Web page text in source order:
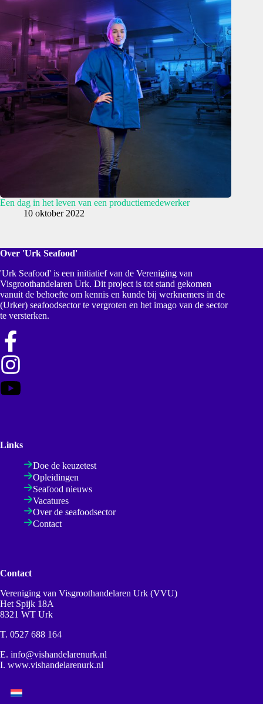
Een dag in het leven van een productiemedewerker
10 oktober 2022
Over 'Urk Seafood'
'Urk Seafood' is een initiatief van de Vereniging van
Visgroothandelaren Urk. Dit project is tot stand gekomen
vanuit de behoefte om kennis en kunde bij werknemers in de
(Urker) seafoodsector te vergroten en het imago van de sector
te versterken.
Links
Doe de keuzetest
Opleidingen
Seafood nieuws
Vacatures
Over de seafoodsector
Contact
Contact
Vereniging van Visgroothandelaren Urk (VVU)
Het Spijk 18A
8321 WT Urk
T. 0527 688 164
E. info@vishandelarenurk.nl
I. www.vishandelarenurk.nl